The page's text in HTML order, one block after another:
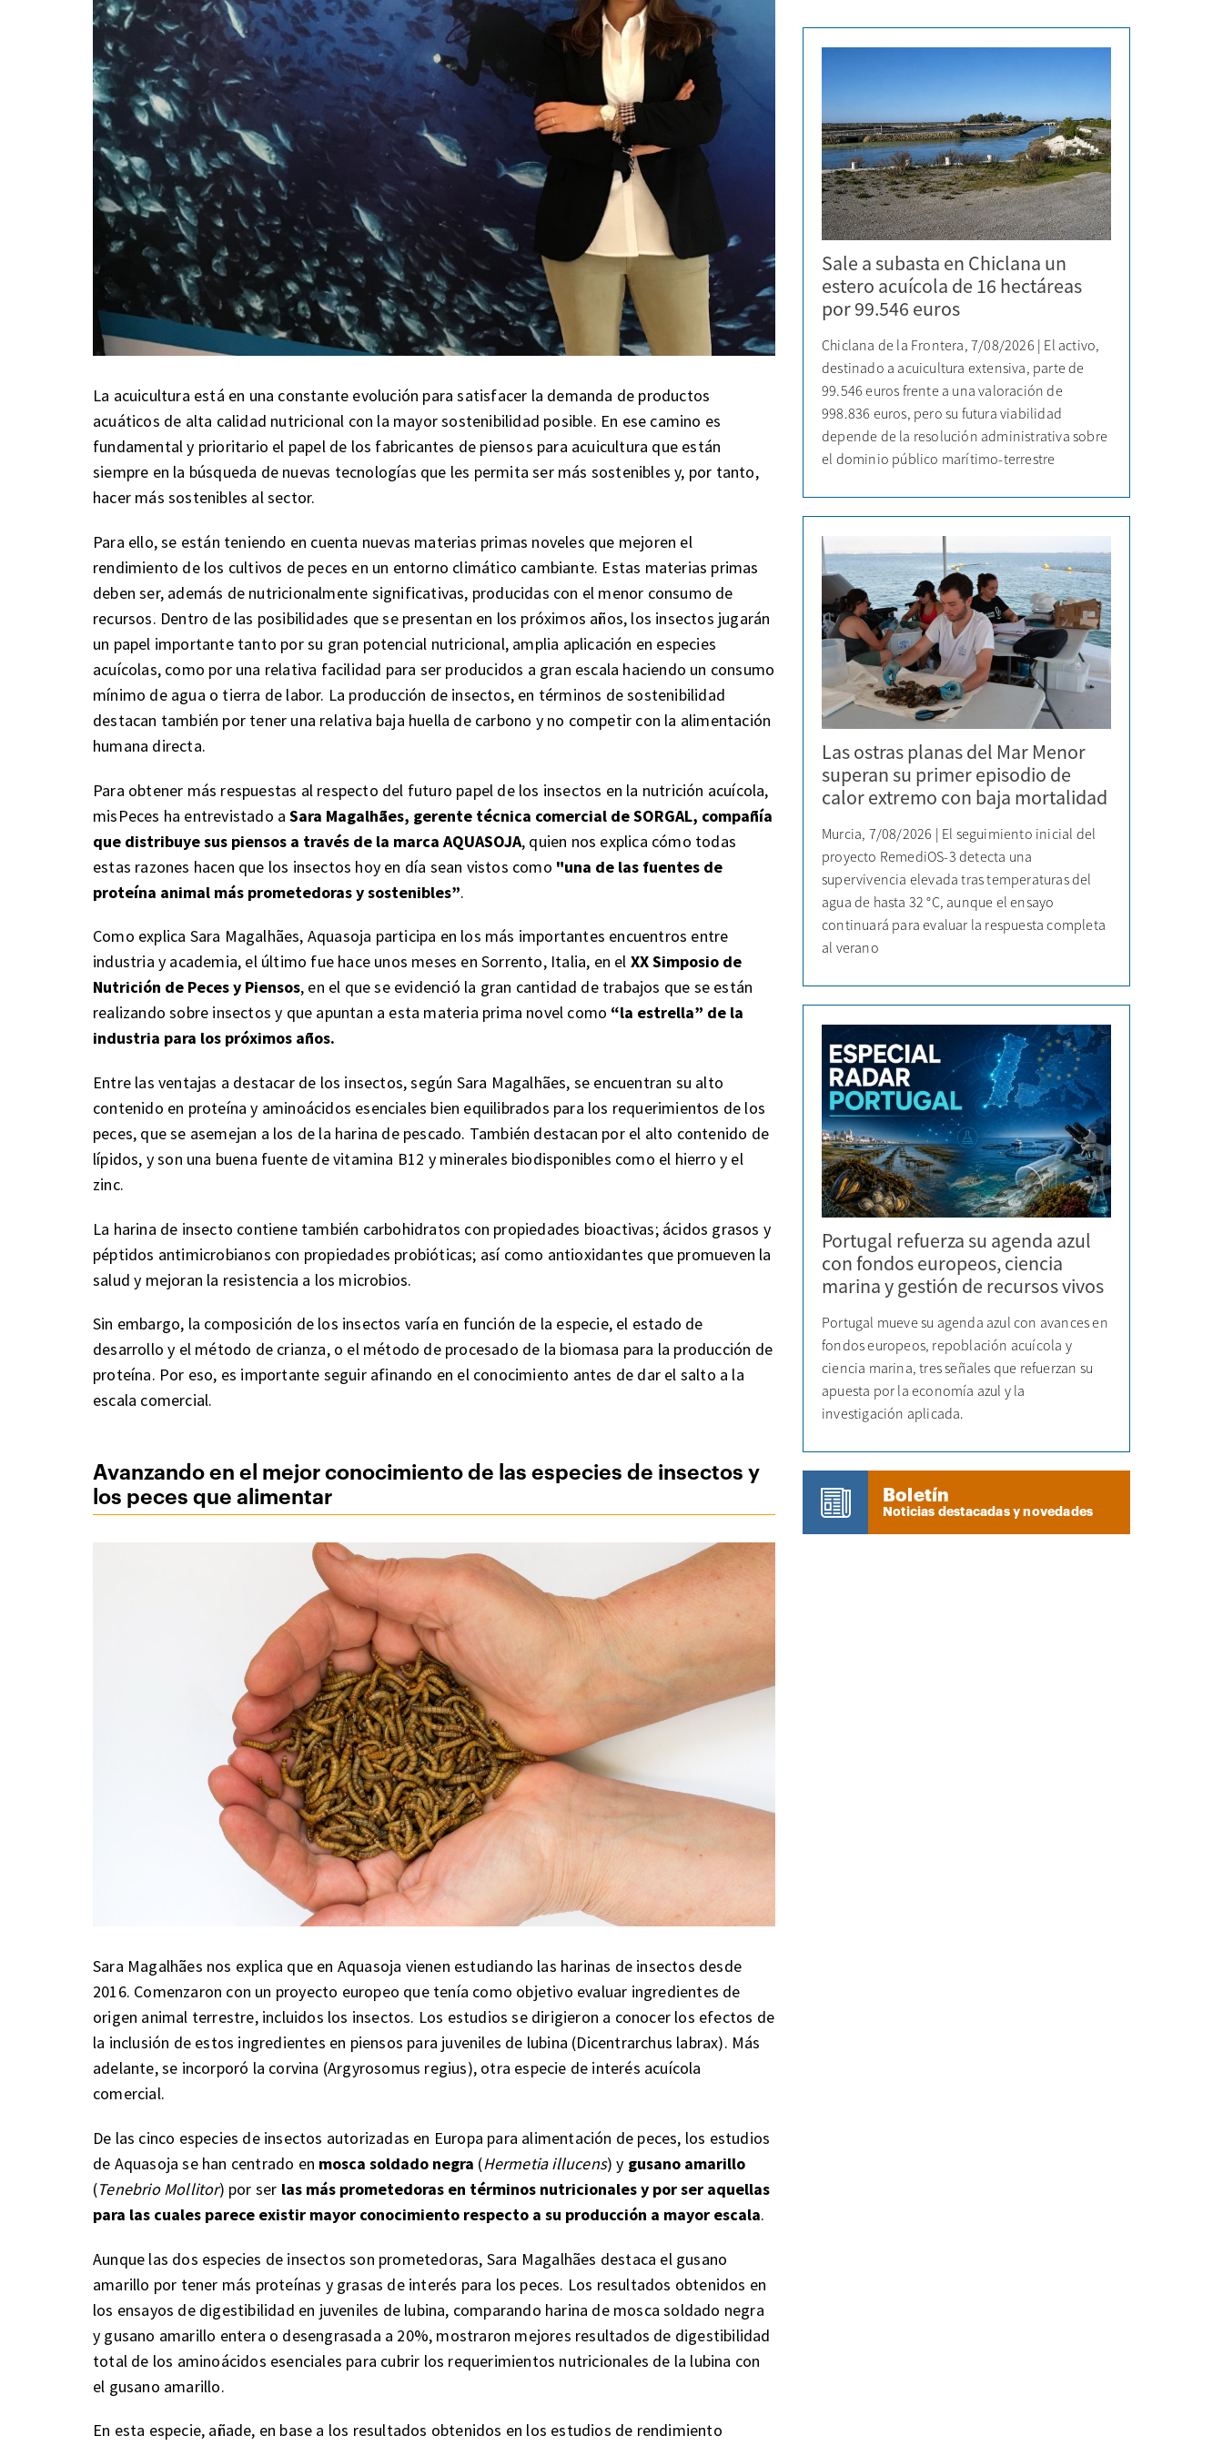
La acuicultura está en una constante evolución para satisfacer la demanda de productos
acuáticos de alta calidad nutricional con la mayor sostenibilidad posible. En ese camino es
fundamental y prioritario el papel de los fabricantes de piensos para acuicultura que están
siempre en la búsqueda de nuevas tecnologías que les permita ser más sostenibles y, por tanto,
hacer más sostenibles al sector.
Para ello, se están teniendo en cuenta nuevas materias primas noveles que mejoren el
rendimiento de los cultivos de peces en un entorno climático cambiante. Estas materias primas
deben ser, además de nutricionalmente significativas, producidas con el menor consumo de
recursos. Dentro de las posibilidades que se presentan en los próximos años, los insectos jugarán
un papel importante tanto por su gran potencial nutricional, amplia aplicación en especies
acuícolas, como por una relativa facilidad para ser producidos a gran escala haciendo un consumo
mínimo de agua o tierra de labor. La producción de insectos, en términos de sostenibilidad
destacan también por tener una relativa baja huella de carbono y no competir con la alimentación
humana directa.
Para obtener más respuestas al respecto del futuro papel de los insectos en la nutrición acuícola,
misPeces ha entrevistado aSara Magalhães, gerente técnica comercial de SORGAL, compañía
que distribuye sus piensos a través de la marca AQUASOJA, quien nos explica cómo todas
estas razones hacen que los insectos hoy en día sean vistos como "una de las fuentes de
proteína animal más prometedoras y sostenibles”.
Como explica Sara Magalhães, Aquasoja participa en los más importantes encuentros entre
industria y academia, el último fue hace unos meses en Sorrento, Italia, en el XX Simposio de
Nutrición de Peces y Piensos, en el que se evidenció la gran cantidad de trabajos que se están
realizando sobre insectos y que apuntan a esta materia prima novel como “la estrella” de la
industria para los próximos años.
Entre las ventajas a destacar de los insectos, según Sara Magalhães, se encuentran su alto
contenido en proteína y aminoácidos esenciales bien equilibrados para los requerimientos de los
peces, que se asemejan a los de la harina de pescado. También destacan por el alto contenido de
lípidos, y son una buena fuente de vitamina B12 y minerales biodisponibles como el hierro y el
zinc.
La harina de insecto contiene también carbohidratos con propiedades bioactivas; ácidos grasos y
péptidos antimicrobianos con propiedades probióticas; así como antioxidantes que promueven la
salud y mejoran la resistencia a los microbios.
Sin embargo, la composición de los insectos varía en función de la especie, el estado de
desarrollo y el método de crianza, o el método de procesado de la biomasa para la producción de
proteína. Por eso, es importante seguir afinando en el conocimiento antes de dar el salto a la
escala comercial.
Avanzando en el mejor conocimiento de las especies de insectos y
los peces que alimentar
Sara Magalhães nos explica que en Aquasoja vienen estudiando las harinas de insectos desde
2016. Comenzaron con un proyecto europeo que tenía como objetivo evaluar ingredientes de
origen animal terrestre, incluidos los insectos. Los estudios se dirigieron a conocer los efectos de
la inclusión de estos ingredientes en piensos para juveniles de lubina (Dicentrarchus labrax). Más
adelante, se incorporó la corvina (Argyrosomus regius), otra especie de interés acuícola
comercial.
De las cinco especies de insectos autorizadas en Europa para alimentación de peces, los estudios
de Aquasoja se han centrado en mosca soldado negra (Hermetia illucens) y gusano amarillo
(Tenebrio Mollitor) por ser las más prometedoras en términos nutricionales y por ser aquellas
para las cuales parece existir mayor conocimiento respecto a su producción a mayor escala.
Aunque las dos especies de insectos son prometedoras, Sara Magalhães destaca el gusano
amarillo por tener más proteínas y grasas de interés para los peces. Los resultados obtenidos en
los ensayos de digestibilidad en juveniles de lubina, comparando harina de mosca soldado negra
y gusano amarillo entera o desengrasada a 20%, mostraron mejores resultados de digestibilidad
total de los aminoácidos esenciales para cubrir los requerimientos nutricionales de la lubina con
el gusano amarillo.
En esta especie, añade, en base a los resultados obtenidos en los estudios de rendimiento
Sale a subasta en Chiclana un
estero acuícola de 16 hectáreas
por 99.546 euros
Chiclana de la Frontera, 7/08/2026 | El activo,
destinado a acuicultura extensiva, parte de
99.546 euros frente a una valoración de
998.836 euros, pero su futura viabilidad
depende de la resolución administrativa sobre
el dominio público marítimo-terrestre
Las ostras planas del Mar Menor
superan su primer episodio de
calor extremo con baja mortalidad
Murcia, 7/08/2026 | El seguimiento inicial del
proyecto RemediOS-3 detecta una
supervivencia elevada tras temperaturas del
agua de hasta 32 °C, aunque el ensayo
continuará para evaluar la respuesta completa
al verano
Portugal refuerza su agenda azul
con fondos europeos, ciencia
marina y gestión de recursos vivos
Portugal mueve su agenda azul con avances en
fondos europeos, repoblación acuícola y
ciencia marina, tres señales que refuerzan su
apuesta por la economía azul y la
investigación aplicada.
Boletín
Noticias destacadas y novedades